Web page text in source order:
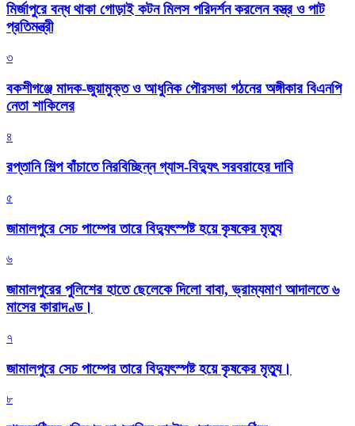
মির্জাপুরে বন্ধ থাকা গোড়াই কটন মিলস পরিদর্শন করলেন বস্ত্র ও পাট
প্রতিমন্ত্রী
৩
বকশীগঞ্জে মাদক-জুয়ামুক্ত ও আধুনিক পৌরসভা গঠনের অঙ্গীকার বিএনপি
নেতা শাকিলের
৪
রপ্তানি শিল্প বাঁচাতে নিরবিচ্ছিন্ন গ্যাস-বিদ্যুৎ সরবরাহের দাবি
৫
জামালপুরে সেচ পাম্পের তারে বিদ্যুৎস্পষ্ট হয়ে কৃষকের মৃত্যু
৬
জামালপুরের পুলিশের হাতে ছেলেকে দিলো বাবা, ভ্রাম্যমাণ আদালতে ৬
মাসের কারাদণ্ড।
৭
জামালপুরে সেচ পাম্পের তারে বিদ্যুৎস্পষ্ট হয়ে কৃষকের মৃত্যু।
৮